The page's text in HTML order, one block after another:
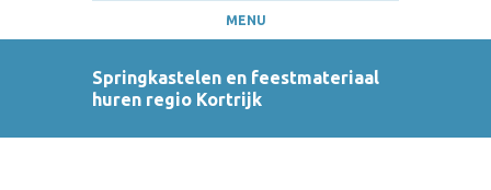
MENU
Springkastelen en feestmateriaal
huren regio Kortrijk